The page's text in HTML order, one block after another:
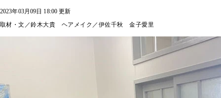
2023年03月09日 18:00 更新
取材・文／鈴木大貴 ヘアメイク／伊佐千秋 金子愛里